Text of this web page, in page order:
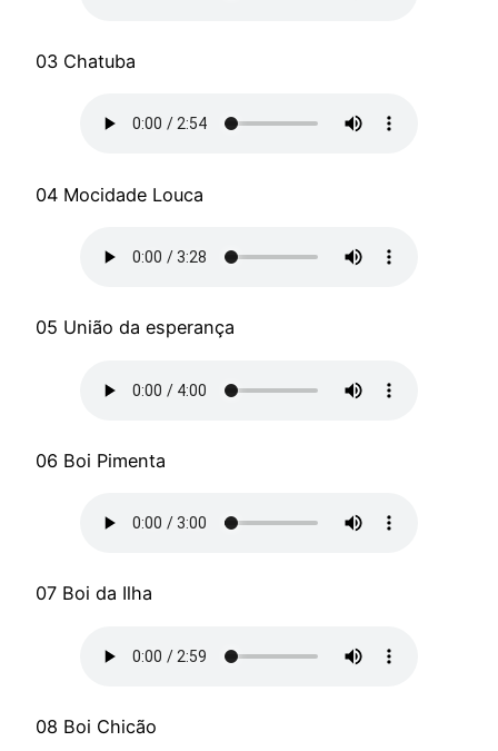
03 Chatuba
04 Mocidade Louca
05 União da esperança
06 Boi Pimenta
07 Boi da Ilha
08 Boi Chicão